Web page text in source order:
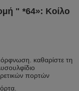
" *64»: Κοίλο
καθαρίστε τη
πορτών